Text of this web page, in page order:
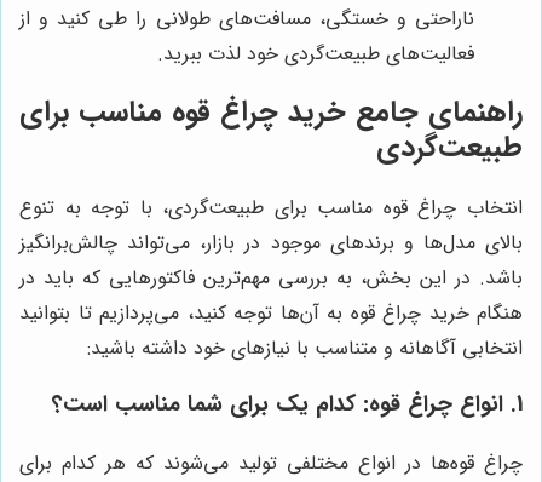
ناراحتی و خستگی، مسافت‌های طولانی را طی کنید و از
فعالیت‌های طبیعت‌گردی خود لذت ببرید.
راهنمای جامع خرید چراغ قوه مناسب برای
طبیعت‌گردی
انتخاب چراغ قوه مناسب برای طبیعت‌گردی، با توجه به تنوع
بالای مدل‌ها و برندهای موجود در بازار، می‌تواند چالش‌برانگیز
باشد. در این بخش، به بررسی مهم‌ترین فاکتورهایی که باید در
هنگام خرید چراغ قوه به آن‌ها توجه کنید، می‌پردازیم تا بتوانید
انتخابی آگاهانه و متناسب با نیازهای خود داشته باشید:
1. انواع چراغ قوه: کدام یک برای شما مناسب است؟
چراغ قوه‌ها در انواع مختلفی تولید می‌شوند که هر کدام برای